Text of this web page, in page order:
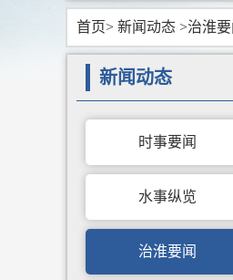
首页> 新闻动态 >治淮要
新闻动态
时事要闻
水事纵览
治淮要闻